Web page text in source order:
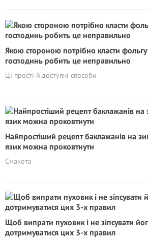
Якою стороною потрібно класти фольгу
господинь робить це неправильно
Ці прості й доступні способи
Найпростіший рецепт баклажанів на
язик можна проковтнути
Смакота
Щоб випрати пуховик і не зіпсувати
дотримуватися цих 3-х правил